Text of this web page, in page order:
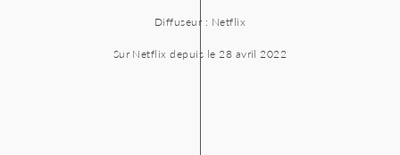
Diffuseur : Netflix
Sur Netflix depuis le 28 avril 2022